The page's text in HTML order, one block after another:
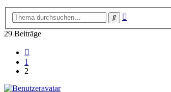
Suche
29 Beiträge
1
2